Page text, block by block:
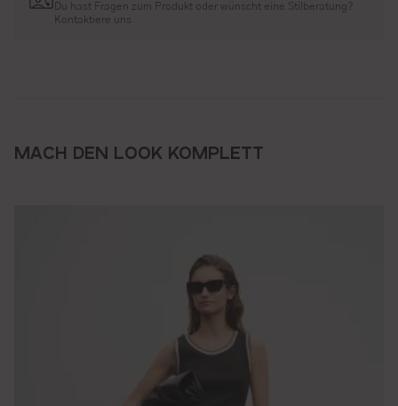
Du hast Fragen zum Produkt oder wünscht eine Stilberatung?
Kontaktiere uns
MACH DEN LOOK KOMPLETT